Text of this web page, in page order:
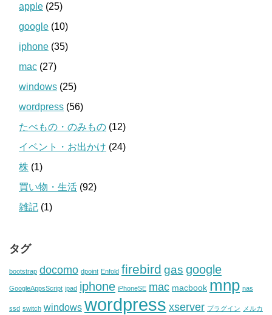
apple (25)
google (10)
iphone (35)
mac (27)
windows (25)
wordpress (56)
たべもの・のみもの (12)
イベント・お出かけ (24)
株 (1)
買い物・生活 (92)
雑記 (1)
タグ
bootstrap docomo dpoint Enfold firebird gas google
GoogleAppsScript ipad iphone iPhoneSE mac macbook mnp nas
ssd switch windows wordpress xserver プラグイン メルカ